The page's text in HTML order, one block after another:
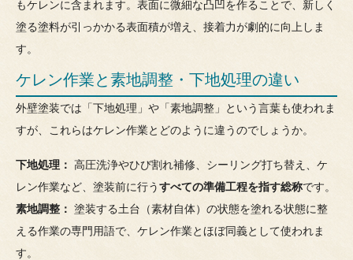
もケレンに含まれます。表面に微細な凸凹を作ることで、新しく
塗る塗料が引っかかる表面積が増え、接着力が劇的に向上しま
す。
ケレン作業と素地調整・下地処理の違い
外壁塗装では「下地処理」や「素地調整」という言葉も使われま
すが、これらはケレン作業とどのように違うのでしょうか。
下地処理： 高圧洗浄やひび割れ補修、シーリング打ち替え、ケ
レン作業など、塗装前に行うすべての準備工程を指す総称です。
素地調整： 塗装する土台（素材自体）の状態を塗れる状態に整
える作業の専門用語で、ケレン作業とほぼ同義として使われま
す。